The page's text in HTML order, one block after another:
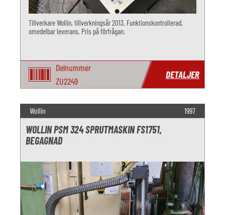
Tillverkare Wollin, tillverkningsår 2013. Funktionskontrollerad,
omedelbar leverans. Pris på förfrågan.
Delnummer
ZU2249
DETALJER
Wollin 1997
WOLLIN PSM 324 SPRUTMASKIN FS1751,
BEGAGNAD